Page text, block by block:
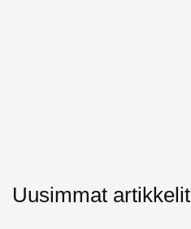
Uusimmat artikkelit